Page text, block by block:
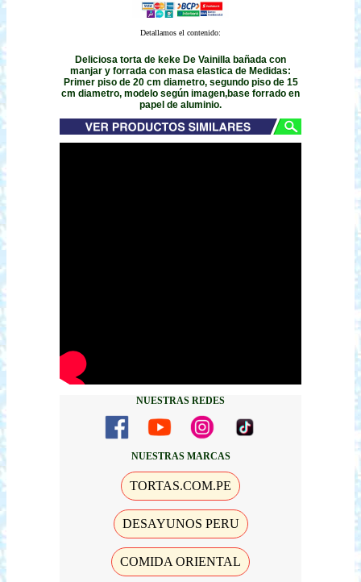
Detallamos el contenido:
Deliciosa torta de keke De Vainilla bañada con
manjar y forrada con masa elastica de Medidas:
Primer piso de 20 cm diametro, segundo piso de 15
cm diametro, modelo según imagen,base forrado en
papel de aluminio.
NUESTRAS REDES
NUESTRAS MARCAS
TORTAS.COM.PE
DESAYUNOS PERU
COMIDA ORIENTAL